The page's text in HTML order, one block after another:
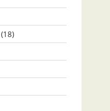
(18)